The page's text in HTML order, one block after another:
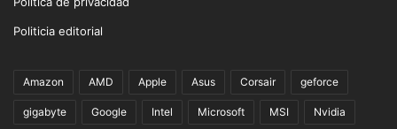
Politicia editorial
Amazon AMD Apple Asus Corsair geforce
gigabyte Google Intel Microsoft MSI Nvidia